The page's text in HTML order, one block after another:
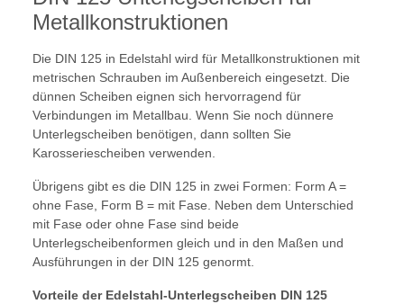
Metallkonstruktionen
Die DIN 125 in Edelstahl wird für Metallkonstruktionen mit
metrischen Schrauben im Außenbereich eingesetzt. Die
dünnen Scheiben eignen sich hervorragend für
Verbindungen im Metallbau. Wenn Sie noch dünnere
Unterlegscheiben benötigen, dann sollten Sie
Karosseriescheiben verwenden.
Übrigens gibt es die DIN 125 in zwei Formen: Form A =
ohne Fase, Form B = mit Fase. Neben dem Unterschied
mit Fase oder ohne Fase sind beide
Unterlegscheibenformen gleich und in den Maßen und
Ausführungen in der DIN 125 genormt.
Vorteile der Edelstahl-Unterlegscheiben DIN 125